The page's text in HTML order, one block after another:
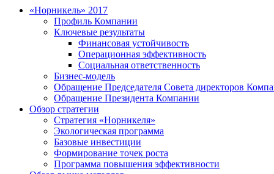
«Норникель» 2017
Профиль Компании
Ключевые результаты
Финансовая устойчивость
Операционная эффективность
Социальная ответственность
Бизнес-модель
Обращение Председателя Совета директоров
Обращение Президента Компании
Обзор стратегии
Стратегия «Норникеля»
Экологическая программа
Базовые инвестиции
Формирование точек роста
Программа повышения эффективности